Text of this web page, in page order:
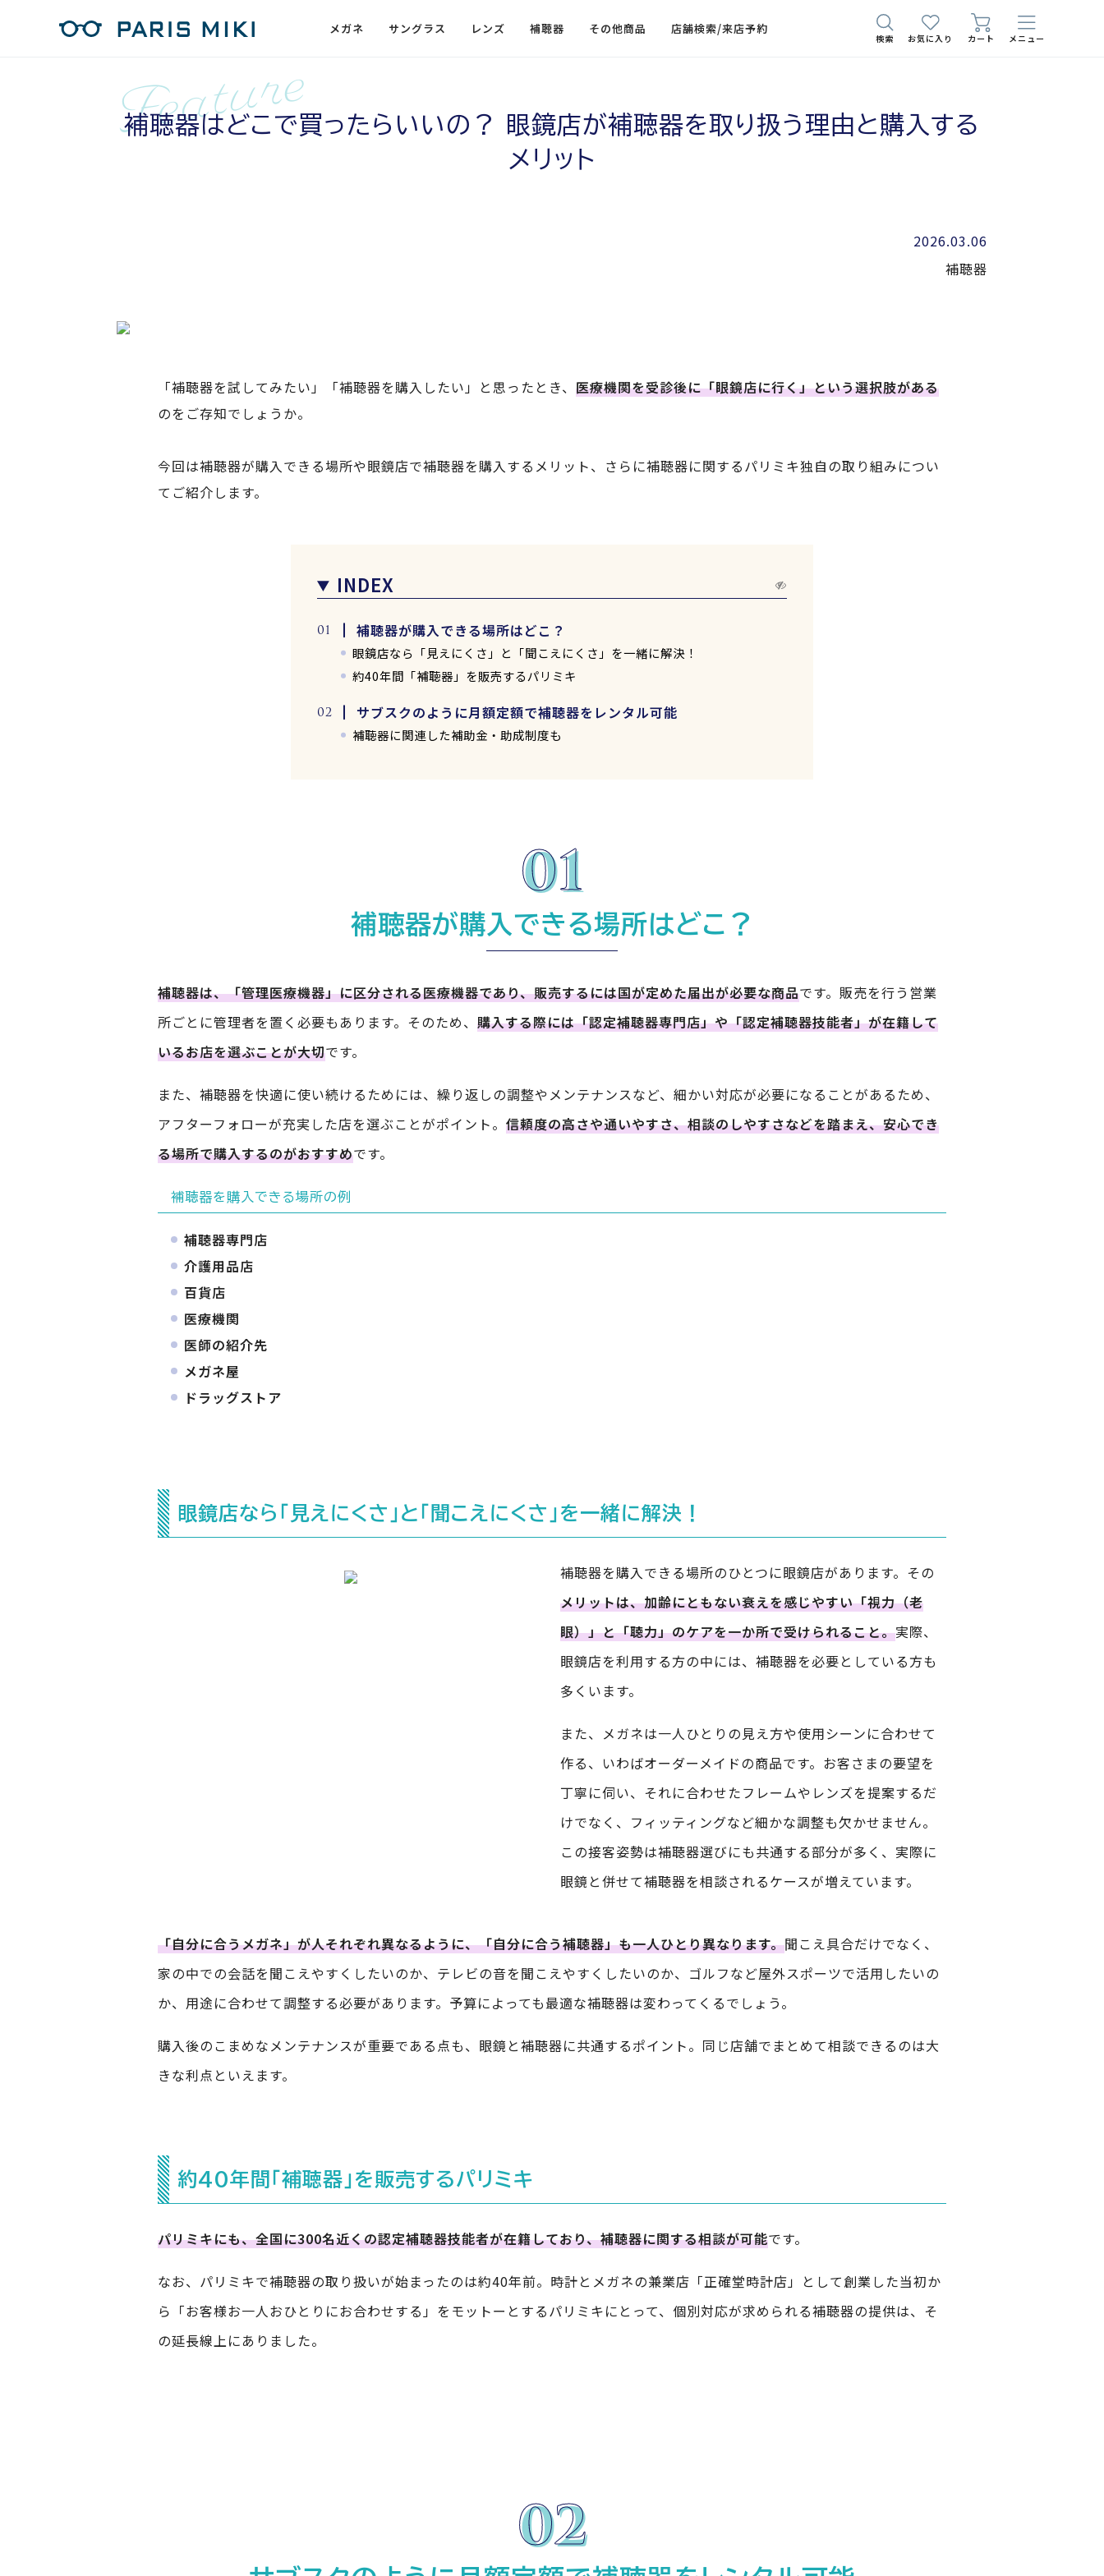
メガネ サングラス レンズ 補聴器 その他商品 店舗検索/来店予約
検索 お気に入り カート メニュー
補聴器はどこで買ったらいいの？ 眼鏡店が補聴器を取り扱う理由と購入する
メリット
2026.03.06
補聴器
「補聴器を試してみたい」「補聴器を購入したい」と思ったとき、 医療機関を受診後に「眼鏡店に行く」という選択肢がある
のをご存知でしょうか。
今回は補聴器が購入できる場所や眼鏡店で補聴器を購入するメリット、さらに補聴器に関するパリミキ独自の取り組みについ
てご紹介します。
INDEX
補聴器が購入できる場所はどこ？
眼鏡店なら「見えにくさ」と「聞こえにくさ」を一緒に解決！
約40年間「補聴器」を販売するパリミキ
サブスクのように月額定額で補聴器をレンタル可能
補聴器に関連した補助金・助成制度も
補聴器が購入できる場所はどこ？
補聴器は、「管理医療機器」に区分される医療機器であり、販売するには国が定めた届出が必要な商品です。販売を行う営業
所ごとに管理者を置く必要もあります。そのため、 購入する際には「認定補聴器専門店」や「認定補聴器技能者」が在籍して
いるお店を選ぶことが大切です。
また、補聴器を快適に使い続けるためには、繰り返しの調整やメンテナンスなど、細かい対応が必要になることがあるため、
アフターフォローが充実した店を選ぶことがポイント。 信頼度の高さや通いやすさ、相談のしやすさなどを踏まえ、安心でき
る場所で購入するのがおすすめです。
補聴器を購入できる場所の例
補聴器専門店
介護用品店
百貨店
医療機関
医師の紹介先
メガネ屋
ドラッグストア
眼鏡店なら「見えにくさ」と「聞こえにくさ」を一緒に解決！
補聴器を購入できる場所のひとつに眼鏡店があります。その
メリットは、加齢にともない衰えを感じやすい「視力（老
眼）」と「聴力」のケアを一か所で受けられること。実際、
眼鏡店を利用する方の中には、補聴器を必要としている方も
多くいます。
また、メガネは一人ひとりの見え方や使用シーンに合わせて
作る、いわばオーダーメイドの商品です。お客さまの要望を
丁寧に伺い、それに合わせたフレームやレンズを提案するだ
けでなく、フィッティングなど細かな調整も欠かせません。
この接客姿勢は補聴器選びにも共通する部分が多く、実際に
眼鏡と併せて補聴器を相談されるケースが増えています。
「自分に合うメガネ」が人それぞれ異なるように、「自分に合う補聴器」も一人ひとり異なります。聞こえ具合だけでなく、
家の中での会話を聞こえやすくしたいのか、テレビの音を聞こえやすくしたいのか、ゴルフなど屋外スポーツで活用したいの
か、用途に合わせて調整する必要があります。予算によっても最適な補聴器は変わってくるでしょう。
購入後のこまめなメンテナンスが重要である点も、眼鏡と補聴器に共通するポイント。同じ店舗でまとめて相談できるのは大
きな利点といえます。
約40年間「補聴器」を販売するパリミキ
パリミキにも、全国に300名近くの認定補聴器技能者が在籍しており、補聴器に関する相談が可能です。
なお、パリミキで補聴器の取り扱いが始まったのは約40年前。時計とメガネの兼業店「正確堂時計店」として創業した当初か
ら「お客様お一人おひとりにお合わせする」をモットーとするパリミキにとって、個別対応が求められる補聴器の提供は、そ
の延長線上にありました。